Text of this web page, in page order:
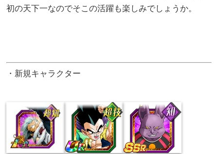
初の天下一なのでそこの活躍も楽しみでしょうか。
・新規キャラクター